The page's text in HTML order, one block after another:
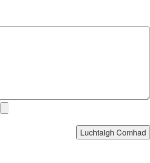
Luchtaigh Comhad